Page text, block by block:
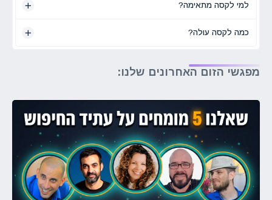
למי לקסה מתאימה?
כמה לקסה עולה?
מפגשי הזום האחרונים שלנו: